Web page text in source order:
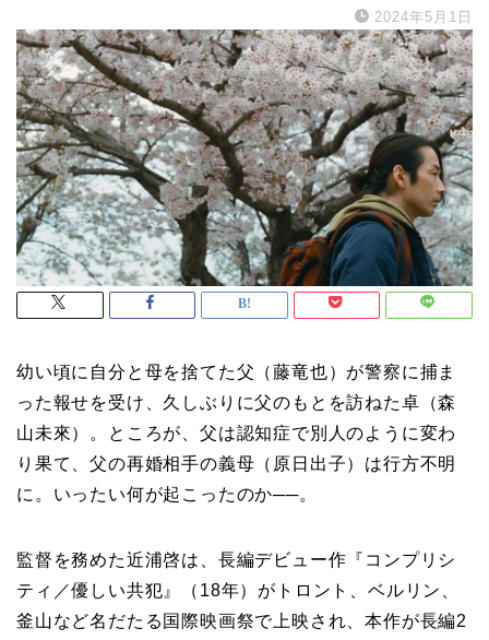
2024年5月1日
幼い頃に自分と母を捨てた父（藤竜也）が警察に捕ま
った報せを受け、久しぶりに父のもとを訪ねた卓（森
山未來）。ところが、父は認知症で別人のように変わ
り果て、父の再婚相手の義母（原日出子）は行方不明
に。いったい何が起こったのか──。
監督を務めた近浦啓は、長編デビュー作『コンプリシ
ティ／優しい共犯』（18年）がトロント、ベルリン、
釜山など名だたる国際映画祭で上映され、本作が長編2